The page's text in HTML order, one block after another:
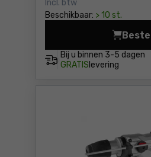
Incl. btw
Beschikbaar: > 10 st.
Bij u binnen 3-5 dagen
GRATIS levering